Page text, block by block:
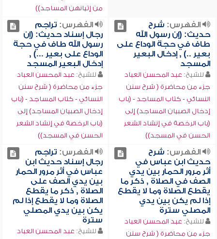
من إتيانهن المساجد))
الفهرس: شرح
حديث: (إن رسول الله
طاف في حجة الوداع على
بعير ..) , إدخال البعير
المسجد
للشيخ: عبد المحسن العباد
جزء من محاضرة ( شرح سنن
النسائي - كتاب المساجد - (باب
إدخال الصبيان المساجد) إلى
(باب الرخصة في إنشاد الشعر
الحسن في المسجد))
الفهرس: تراجم
رجال إسناد حديث: (إن
رسول الله طاف في حجة
الوداع على بعير ...) ,
إدخال البعير المسجد
للشيخ: عبد المحسن العباد
جزء من محاضرة ( شرح سنن
النسائي - كتاب المساجد - (باب
إدخال الصبيان المساجد) إلى
(باب الرخصة في إنشاد الشعر
الحسن في المسجد))
الفهرس: شرح
حديث ابن عباس في
أثر مرور الحمار بين يدي
الصف في الصلاة , ذكر ما
يقطع الصلاة وما لا يقطع
إذا لم يكن بين يدي
المصلي سترة
للشيخ: عبد المحسن العباد
جزء من محاضرة ( شرح سنن
الفهرس: تراجم
رجال إسناد حديث ابن
عباس في أثر مرور الحمار
بين يدي الصف على
الصلاة , ذكر ما يقطع
الصلاة وما لا يقطع إذا لم
يكن بين يدي المصلي
سترة
للشيخ: عبد المحسن العباد